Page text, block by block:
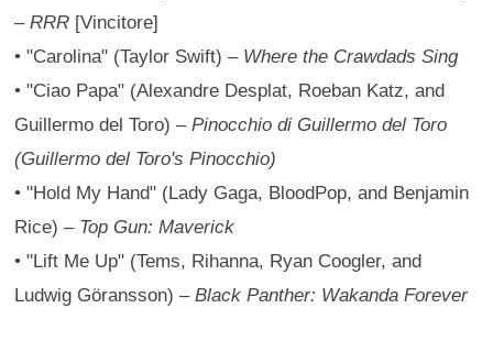
–RRR [Vincitore]
• "Carolina" (Taylor Swift) –Where the Crawdads Sing
• "Ciao Papa" (Alexandre Desplat, Roeban Katz, and
Guillermo del Toro) –Pinocchio di Guillermo del Toro
(Guillermo del Toro's Pinocchio)
• "Hold My Hand" (Lady Gaga, BloodPop, and Benjamin
Rice) –Top Gun: Maverick
• "Lift Me Up" (Tems, Rihanna, Ryan Coogler, and
Ludwig Göransson) –Black Panther: Wakanda Forever